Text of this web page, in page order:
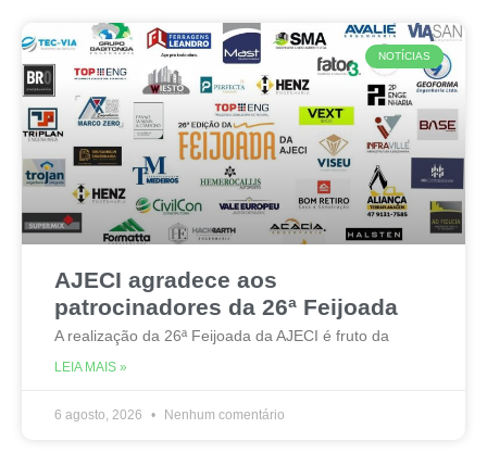
NOTÍCIAS
AJECI agradece aos
patrocinadores da 26ª Feijoada
A realização da 26ª Feijoada da AJECI é fruto da
LEIA MAIS »
6 agosto, 2026 Nenhum comentário